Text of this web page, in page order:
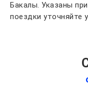
Бакалы. Указаны
поездки уточняйте